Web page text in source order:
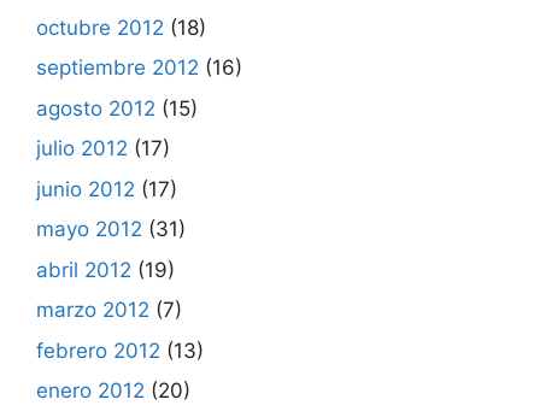
octubre 2012 (18)
septiembre 2012 (16)
agosto 2012 (15)
julio 2012 (17)
junio 2012 (17)
mayo 2012 (31)
abril 2012 (19)
marzo 2012 (7)
febrero 2012 (13)
enero 2012 (20)